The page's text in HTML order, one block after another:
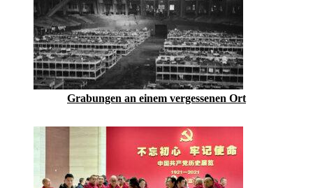
Grabungen an einem vergessenen Ort